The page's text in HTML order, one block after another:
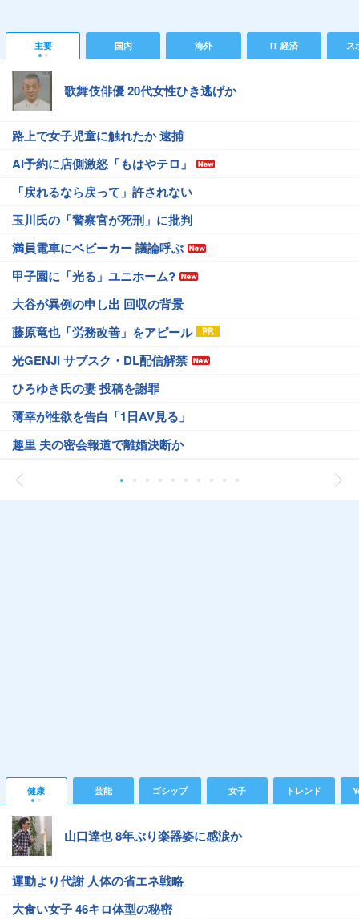
主要 国内 海外 IT 経済 ス
歌舞伎俳優 20代女性ひき逃げか
路上で女子児童に触れたか 逮捕
AI予約に店側激怒「もはやテロ」
「戻れるなら戻って」許されない
玉川氏の「警察官が死刑」に批判
満員電車にベビーカー 議論呼ぶ
甲子園に「光る」ユニホーム?
大谷が異例の申し出 回収の背景
藤原竜也「労務改善」をアピール
光GENJI サブスク・DL配信解禁
ひろゆき氏の妻 投稿を謝罪
薄幸が性欲を告白「1日AV見る」
趣里 夫の密会報道で離婚決断か
健康 芸能 ゴシップ 女子 トレンド
山口達也 8年ぶり楽器姿に感涙か
運動より代謝 人体の省エネ戦略
大食い女子 46キロ体型の秘密